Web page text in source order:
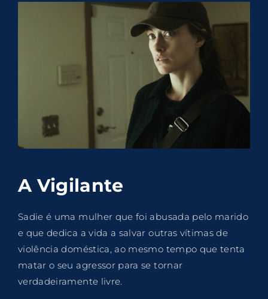
A Vigilante
Sadie é uma mulher que foi abusada pelo marido
e que dedica a vida a salvar outras vítimas de
violência doméstica, ao mesmo tempo que tenta
matar o seu agressor para se tornar
verdadeiramente livre.
SIGN IN
Remember Me
Lost Your Password?
By signing in, you agree to
conditionsand ourprivacy policy